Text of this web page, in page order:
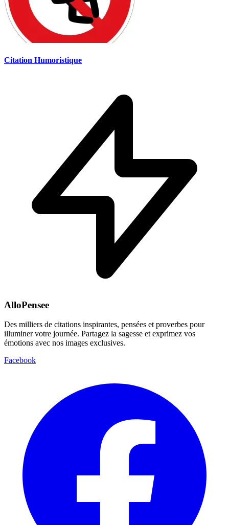
Citation Humoristique
AlloPensee
Des milliers de citations inspirantes, pensées et proverbes pour
illuminer votre journée. Partagez la sagesse et exprimez vos
émotions avec nos images exclusives.
Facebook